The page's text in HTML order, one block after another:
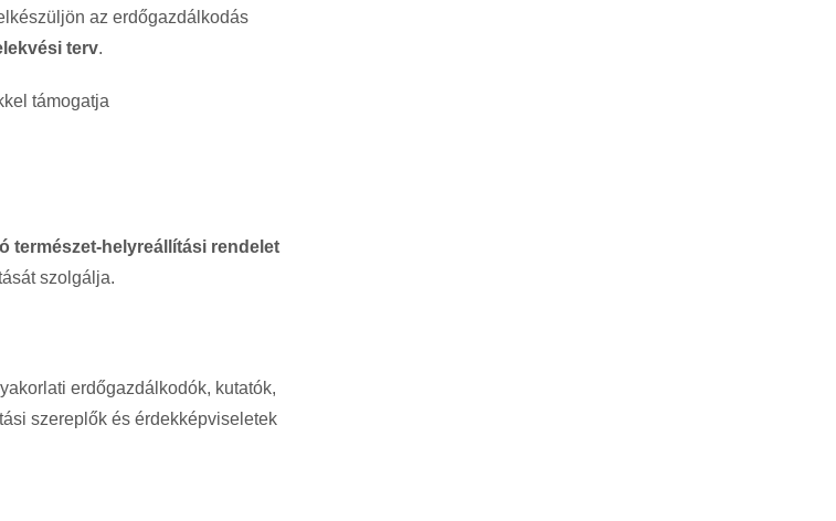
az erdőgazdálkodás
terv.
támogatja
természet-helyreállítási rendelet
szolgálja.
erdőgazdálkodók, kutatók,
szereplők és érdekképviseletek